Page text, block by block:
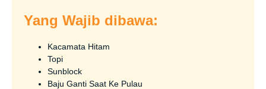
Yang Wajib dibawa:
Kacamata Hitam
Topi
Sunblock
Baju Ganti Saat Ke Pulau